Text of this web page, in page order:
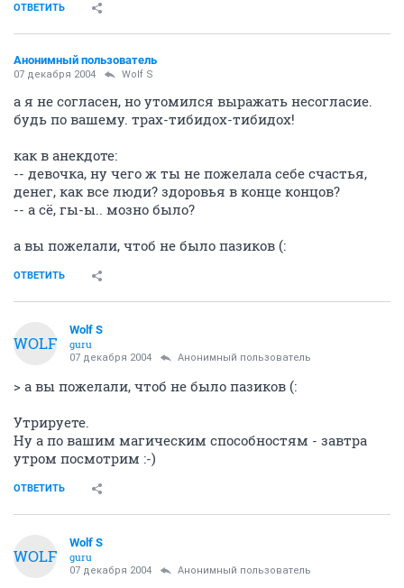
ОТВЕТИТЬ
Анонимный пользователь
07 декабря 2004 Wolf S
а я не согласен, но утомился выражать несогласие.
будь по вашему. трах-тибидох-тибидох!
как в анекдоте:
-- девочка, ну чего ж ты не пожелала себе счастья,
денег, как все люди? здоровья в конце концов?
-- а сё, гы-ы.. мозно было?
а вы пожелали, чтоб не было пазиков (:
ОТВЕТИТЬ
WOLF
Wolf S
guru
07 декабря 2004 Анонимный пользователь
> а вы пожелали, чтоб не было пазиков (:
Утрируете.
Ну а по вашим магическим способностям - завтра
утром посмотрим :-)
ОТВЕТИТЬ
WOLF
Wolf S
guru
07 декабря 2004 Анонимный пользователь